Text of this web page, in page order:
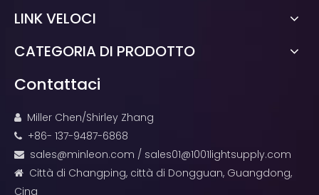
LINK VELOCI
CATEGORIA DI PRODOTTO
Contattaci
 Miller Chen/Shirley Zhang
 +86- 137-9487-6868
 sales@minleon.com / sales01@1001lightsupply.com

Città di Changping, città di Dongguan, Guangdong,
Cina